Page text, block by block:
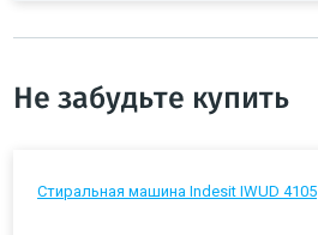
Не забудьте купить
Стиральная машина Indesit IWUD 4105